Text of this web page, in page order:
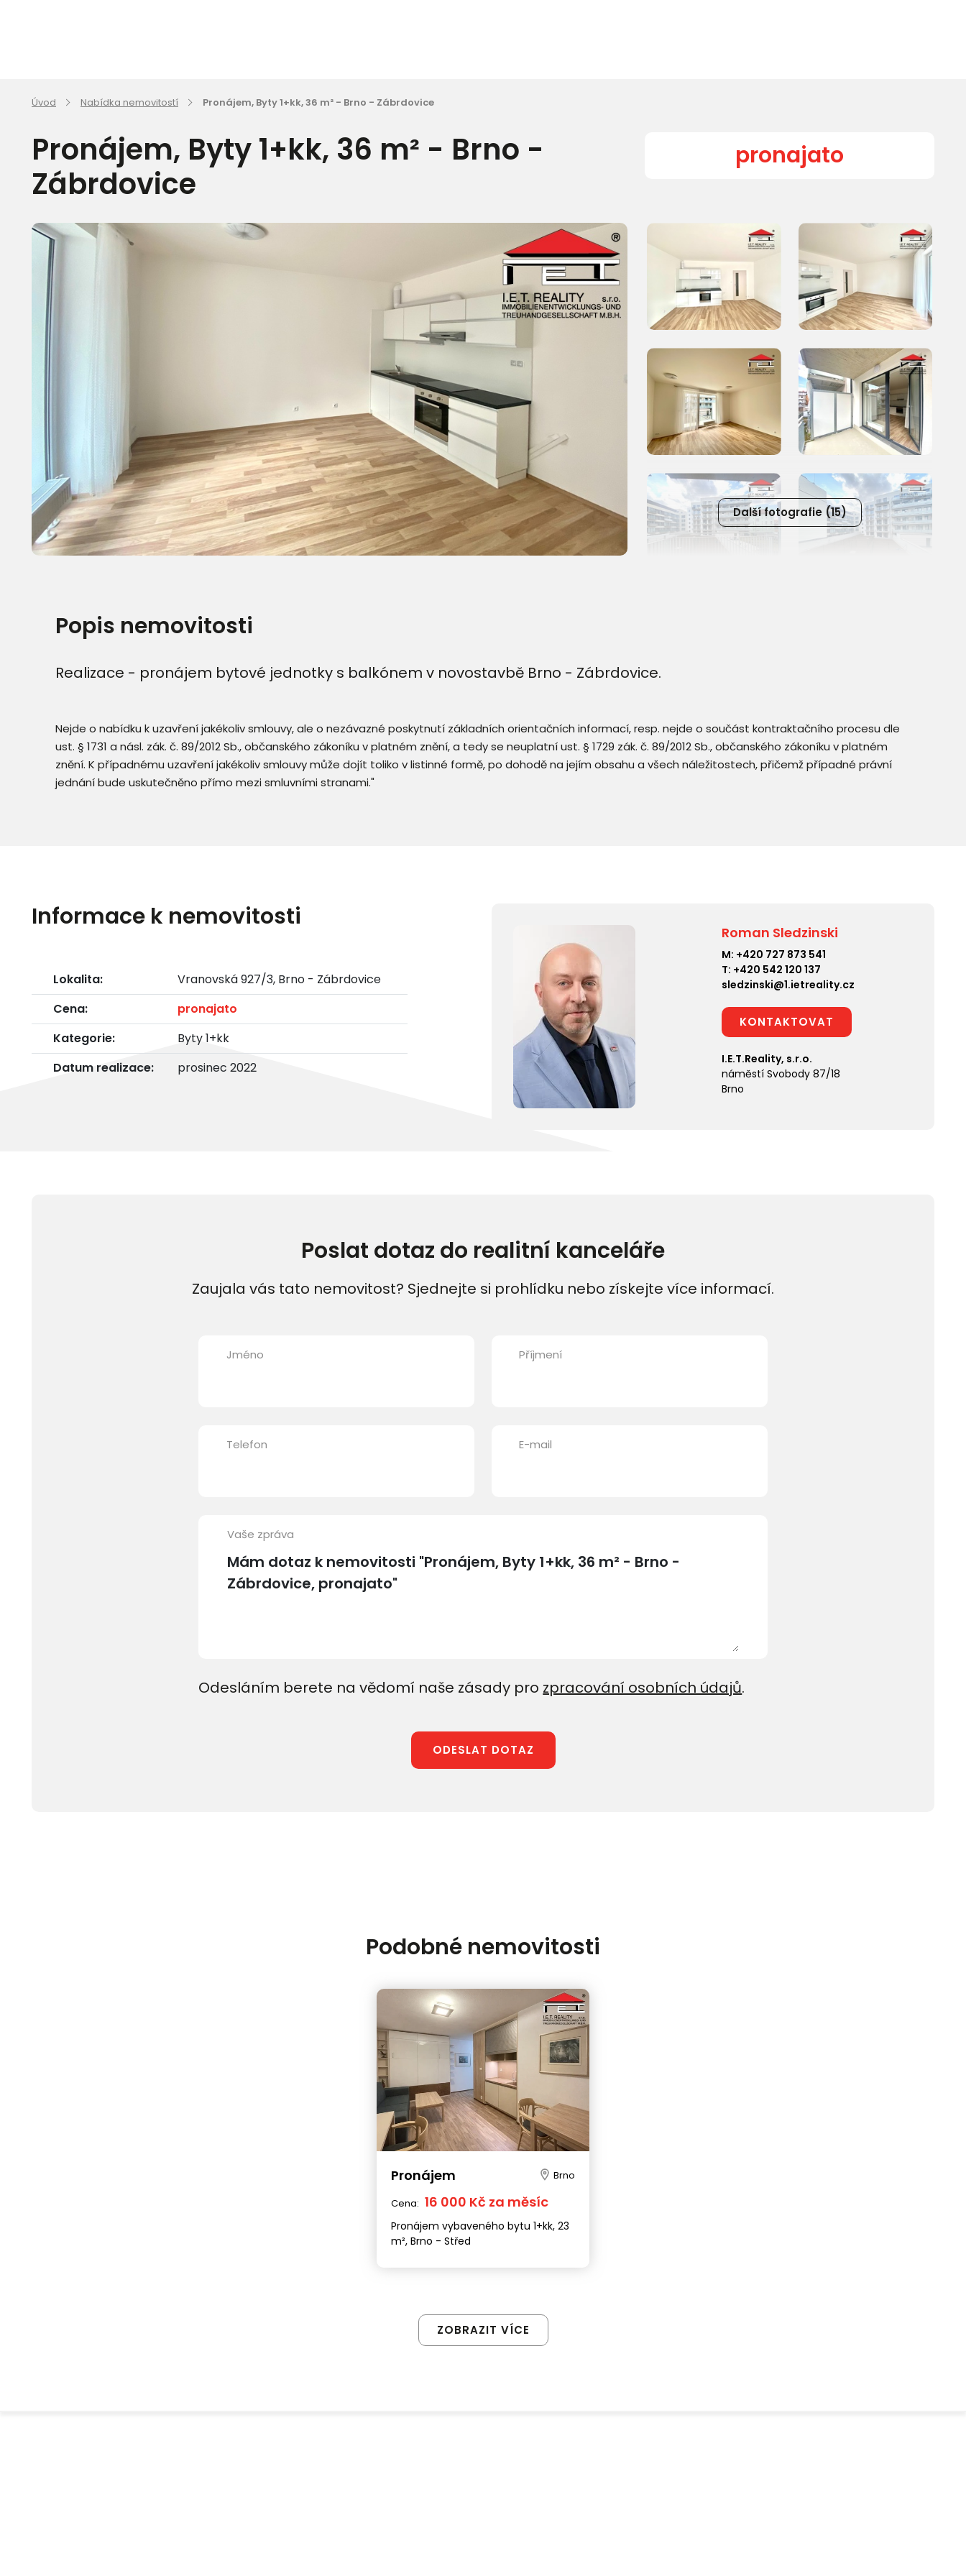
Úvod Nabídka nemovitostí Pronájem, Byty 1+kk, 36 m² - Brno - Zábrdovice
Pronájem, Byty 1+kk, 36 m² - Brno -
Zábrdovice
pronajato
Další fotografie (15)
Popis nemovitosti
Realizace - pronájem bytové jednotky s balkónem v novostavbě Brno - Zábrdovice.
Nejde o nabídku k uzavření jakékoliv smlouvy, ale o nezávazné poskytnutí základních orientačních informací, resp. nejde o součást kontraktačního procesu dle
ust. § 1731 a násl. zák. č. 89/2012 Sb., občanského zákoníku v platném znění, a tedy se neuplatní ust. § 1729 zák. č. 89/2012 Sb., občanského zákoníku v platném
znění. K případnému uzavření jakékoliv smlouvy může dojít toliko v listinné formě, po dohodě na jejím obsahu a všech náležitostech, přičemž případné právní
jednání bude uskutečněno přímo mezi smluvními stranami."
Informace k nemovitosti
Lokalita:
Vranovská 927/3, Brno - Zábrdovice
Cena:
pronajato
Kategorie:
Byty 1+kk
Datum realizace:
prosinec 2022
Roman Sledzinski
M: +420 727 873 541
T: +420 542 120 137
sledzinski@1.ietreality.cz
KONTAKTOVAT
I.E.T.Reality, s.r.o.
náměstí Svobody 87/18
Brno
Poslat dotaz do realitní kanceláře
Zaujala vás tato nemovitost? Sjednejte si prohlídku nebo získejte více informací.
Jméno Příjmení
Telefon E-mail
Vaše zpráva
Odesláním berete na vědomí naše zásady pro zpracování osobních údajů.
ODESLAT DOTAZ
Podobné nemovitosti
Pronájem Brno
Cena: 16 000 Kč za měsíc
Pronájem vybaveného bytu 1+kk, 23
m², Brno - Střed
ZOBRAZIT VÍCE